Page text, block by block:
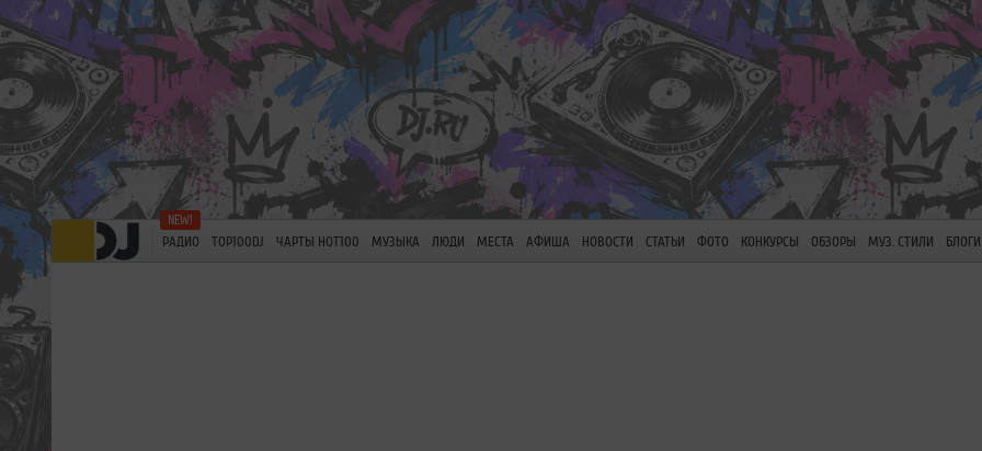
РАДИО TOP100DJ ЧАРТЫ HOT100 МУЗЫКА ЛЮДИ МЕСТА АФИША НОВОСТИ СТАТЬИ ФОТО КОНКУРСЫ ОБЗОРЫ МУЗ. СТИЛИ БЛОГИ